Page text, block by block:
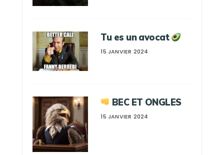
Tu es un avocat
15 JANVIER 2024
BEC ET ONGLES
15 JANVIER 2024